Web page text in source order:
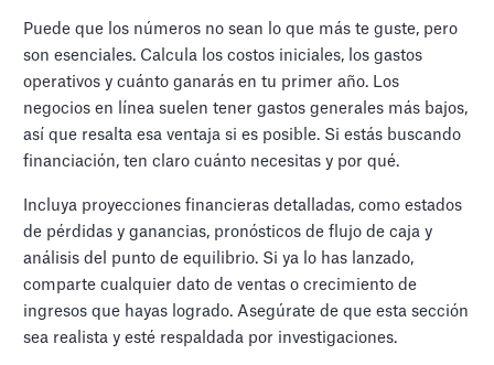
Puede que los números no sean lo que más te guste, pero
son esenciales. Calcula los costos iniciales, los gastos
operativos y cuánto ganarás en tu primer año. Los
negocios en línea suelen tener gastos generales más bajos,
así que resalta esa ventaja si es posible. Si estás buscando
financiación, ten claro cuánto necesitas y por qué.
Incluya proyecciones financieras detalladas, como estados
de pérdidas y ganancias, pronósticos de flujo de caja y
análisis del punto de equilibrio. Si ya lo has lanzado,
comparte cualquier dato de ventas o crecimiento de
ingresos que hayas logrado. Asegúrate de que esta sección
sea realista y esté respaldada por investigaciones.